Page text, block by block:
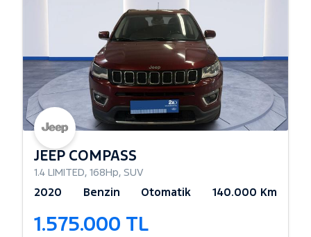
JEEP COMPASS
1.4 LIMITED, 168Hp, SUV
2020 Benzin Otomatik 140.000 Km
1.575.000 TL